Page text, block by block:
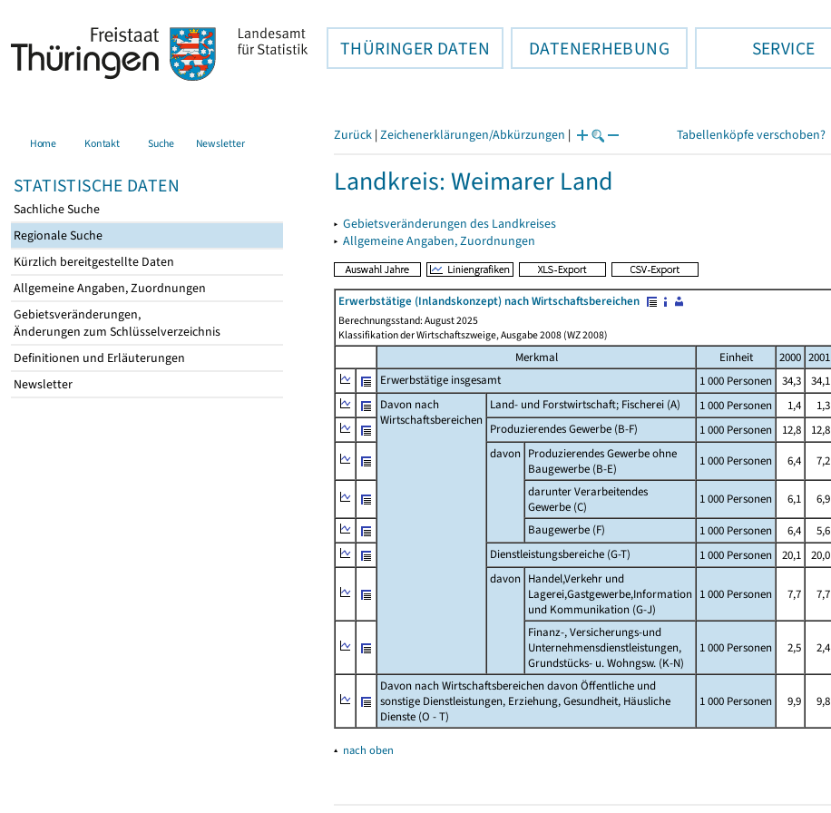
THÜRINGER DATEN DATENERHEBUNG SERVICE
Home Kontakt Suche Newsletter
STATISTISCHE DATEN
Sachliche Suche
Regionale Suche
Kürzlich bereitgestellte Daten
Allgemeine Angaben, Zuordnungen
Gebietsveränderungen,
Änderungen zum Schlüsselverzeichnis
Definitionen und Erläuterungen
Newsletter
Zurück | Zeichenerklärungen/Abkürzungen | Tabellenköpfe verschoben?
Landkreis: Weimarer Land
▸ Gebietsveränderungen des Landkreises
▸ Allgemeine Angaben, Zuordnungen
Erwerbstätige (Inlandskonzept) nach Wirtschaftsbereichen
Berechnungsstand: August 2025
Klassifikation der Wirtschaftszweige, Ausgabe 2008 (WZ 2008)
Merkmal Einheit 2000 2001
Erwerbstätige insgesamt
1 000 Personen 34,3 34,1
Davon nach
Wirtschaftsbereichen
Land- und Forstwirtschaft; Fischerei (A) 1 000 Personen 1,4 1,3
Produzierendes Gewerbe (B-F)
1 000 Personen 12,8 12,8
davon Produzierendes Gewerbe ohne
Baugewerbe (B-E)
1 000 Personen 6,4 7,2
darunter Verarbeitendes
Gewerbe (C)
1 000 Personen 6,1 6,9
Baugewerbe (F)
1 000 Personen 6,4 5,6
Dienstleistungsbereiche (G-T)
1 000 Personen 20,1 20,0
davon Handel,Verkehr und
Lagerei,Gastgewerbe,Information
und Kommunikation (G-J)
1 000 Personen 7,7 7,7
Finanz-, Versicherungs-und
Unternehmensdienstleistungen,
Grundstücks- u. Wohngsw. (K-N)
1 000 Personen 2,5 2,4
Davon nach Wirtschaftsbereichen davon Öffentliche und
sonstige Dienstleistungen, Erziehung, Gesundheit, Häusliche
Dienste (O - T)
1 000 Personen 9,9 9,8
▴ nach oben